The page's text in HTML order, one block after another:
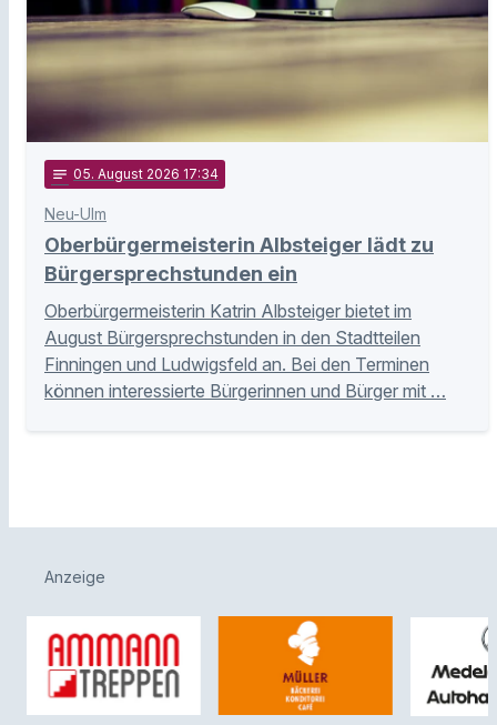
notes 05. August 2026 17:34
Neu-Ulm
Oberbürgermeisterin Albsteiger lädt zu
Bürgersprechstunden ein
Oberbürgermeisterin Katrin Albsteiger bietet im
August Bürgersprechstunden in den Stadtteilen
Finningen und Ludwigsfeld an. Bei den Terminen
können interessierte Bürgerinnen und Bürger mit …
Anzeige